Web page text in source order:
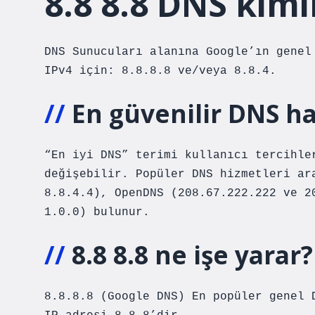
DNS Sunucuları alanına Google’ın
IPv4 için: 8.8.8.8 ve/veya 8.8.4.
En güvenilir DNS
“En iyi DNS” terimi kullanıcı
değişebilir. Popüler DNS hizmetleri
8.8.4.4), OpenDNS (208.67.222.222 ve
1.0.0) bulunur.
8.8 8.8 ne işe yarar?
8.8.8.8 (Google DNS) En popüler genel